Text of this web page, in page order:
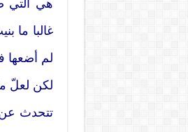
هي التي
غالبا ما
لم أضعها
تتحدث عن